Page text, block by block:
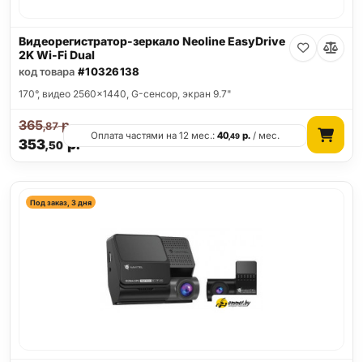
Видеорегистратор-зеркало Neoline EasyDrive
2K Wi-Fi Dual
код товара #10326138
170°, видео 2560x1440, G-сенсор, экран 9.7"
353,50р.
365,87р.
Оплата частями на 12 мес.:40,49 р. / мес.
Под заказ, 3 дня